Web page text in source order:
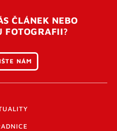
váš účet ověří a můžete se
složku SPAM ve
ČLÁNEK NEBO
FOTOGRAFII?
NÁM